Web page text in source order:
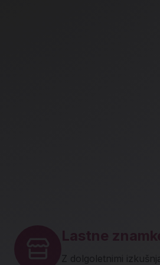
Lastne
Z dolgoletnimi